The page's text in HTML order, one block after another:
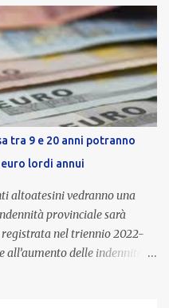
tra 9 e 20 anni potranno
lordi annui
altoatesini vedranno una
provinciale sarà
nel triennio 2022-
all’aumento delle indennità di